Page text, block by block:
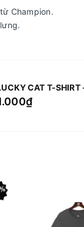
Champion.
CAT T-SHIRT